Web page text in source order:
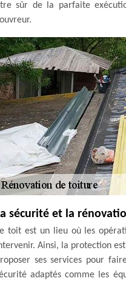
sûr de la parfaite
sécurité et la
toit est un lieu où les
Ainsi, la protection
ses services pour
adaptés comme les